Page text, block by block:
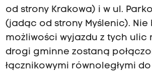
od strony Krakowa) i w ul.
(jadąc od strony Myślenic). Nie
możliwości wyjazdu z tych ulic
drogi gminne zostaną
łącznikowymi równoległymi